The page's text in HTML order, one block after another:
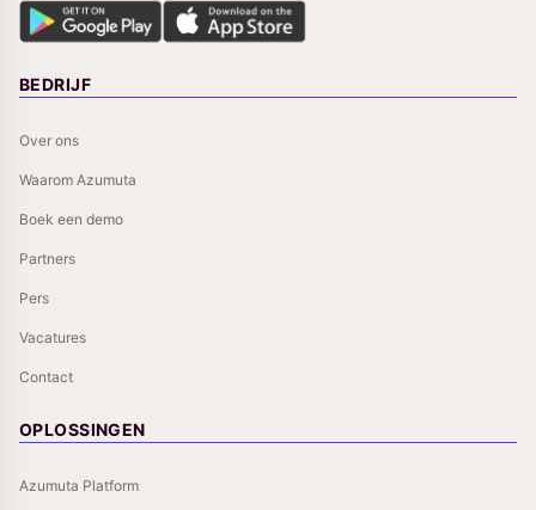
BEDRIJF
Over ons
Waarom Azumuta
Boek een demo
Partners
Pers
Vacatures
Contact
OPLOSSINGEN
Azumuta Platform